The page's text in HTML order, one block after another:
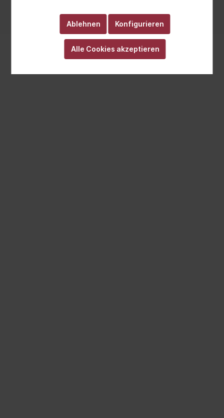
anders angegeben.
Realisiert mit Cutvert GmbH
Ablehnen Konfigurieren
Alle Cookies akzeptieren